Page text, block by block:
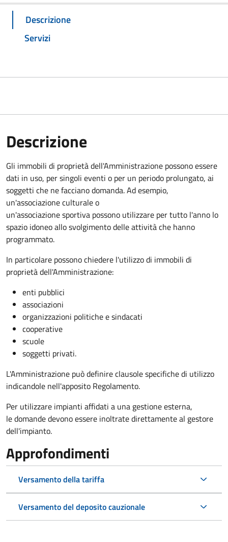
Descrizione
Servizi
Descrizione
Gli immobili di proprietà dell'Amministrazione possono essere
dati in uso, per singoli eventi o per un periodo prolungato, ai
soggetti che ne facciano domanda. Ad esempio,
un'associazione culturale o
un'associazione sportiva possono utilizzare per tutto l'anno lo
spazio idoneo allo svolgimento delle attività che hanno
programmato.
In particolare possono chiedere l'utilizzo di immobili di
proprietà dell'Amministrazione:
enti pubblici
associazioni
organizzazioni politiche e sindacati
cooperative
scuole
soggetti privati.
L'Amministrazione può definire clausole specifiche di utilizzo
indicandole nell'apposito Regolamento.
Per utilizzare impianti affidati a una gestione esterna,
le domande devono essere inoltrate direttamente al gestore
dell'impianto.
Approfondimenti
Versamento della tariffa
Versamento del deposito cauzionale